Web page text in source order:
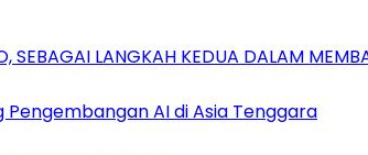
SEBAGAI LANGKAH KEDUA DALAM
Pengembangan AI di Asia Tenggara